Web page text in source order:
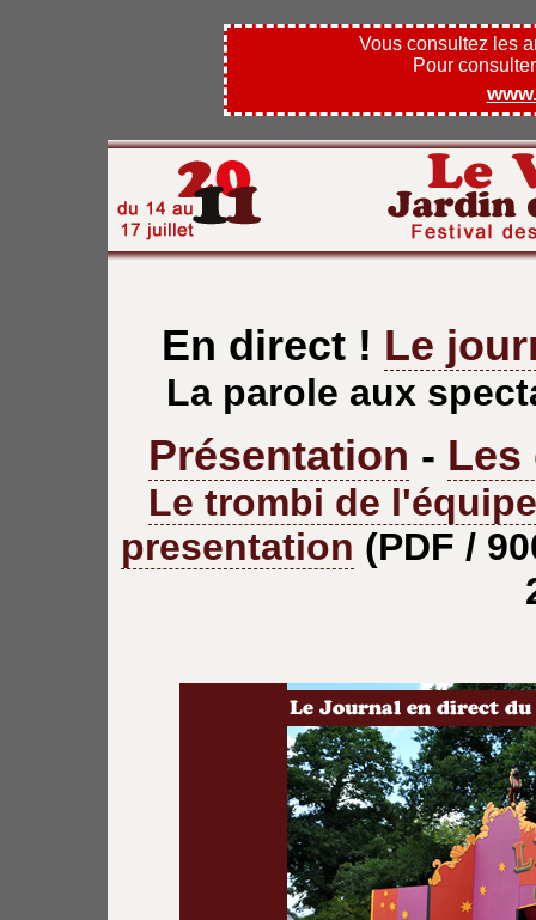
Vous consultez les
Pour
En direct ! Le
La parole aux
Présentation - Les
Le trombi de l'équipe
presentation (PDF /